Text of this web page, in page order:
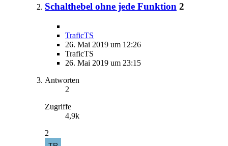
Schalthebel ohne jede Funktion 2
TraficTS
26. Mai 2019 um 12:26
TraficTS
26. Mai 2019 um 23:15
Antworten
2
Zugriffe
4,9k
2